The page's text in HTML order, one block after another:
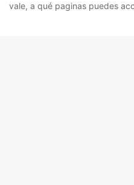
vale, a qué paginas puedes